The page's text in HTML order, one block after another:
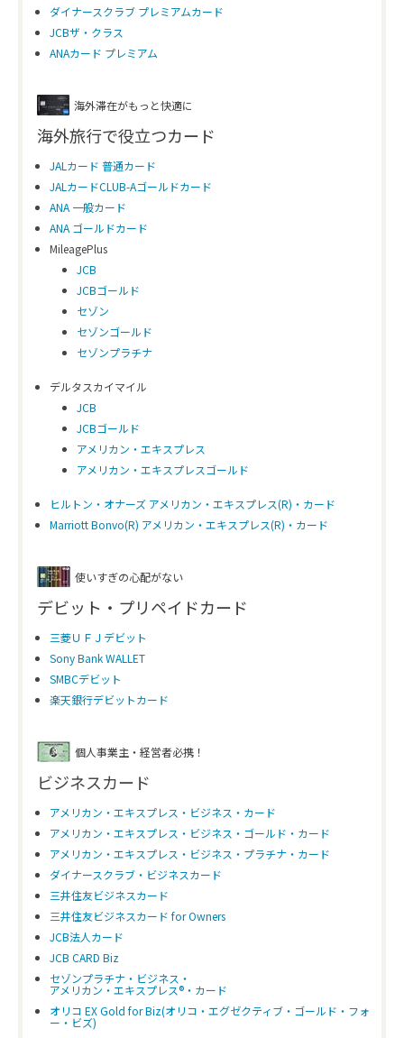
ダイナースクラブ プレミアムカード
JCBザ・クラス
ANAカード プレミアム
海外滞在がもっと快適に
海外旅行で役立つカード
JALカード 普通カード
JALカードCLUB-Aゴールドカード
ANA 一般カード
ANA ゴールドカード
MileagePlus
JCB
JCBゴールド
セゾン
セゾンゴールド
セゾンプラチナ
デルタスカイマイル
JCB
JCBゴールド
アメリカン・エキスプレス
アメリカン・エキスプレスゴールド
ヒルトン・オナーズ アメリカン・エキスプレス(R)・カード
Marriott Bonvo(R) アメリカン・エキスプレス(R)・カード
使いすぎの心配がない
デビット・プリペイドカード
三菱ＵＦＪデビット
Sony Bank WALLET
SMBCデビット
楽天銀行デビットカード
個人事業主・経営者必携！
ビジネスカード
アメリカン・エキスプレス・ビジネス・カード
アメリカン・エキスプレス・ビジネス・ゴールド・カード
アメリカン・エキスプレス・ビジネス・プラチナ・カード
ダイナースクラブ・ビジネスカード
三井住友ビジネスカード
三井住友ビジネスカード for Owners
JCB法人カード
JCB CARD Biz
セゾンプラチナ・ビジネス・
アメリカン・エキスプレス®・カード
オリコ EX Gold for Biz(オリコ・エグゼクティブ・ゴールド・フォ
ー・ビズ)